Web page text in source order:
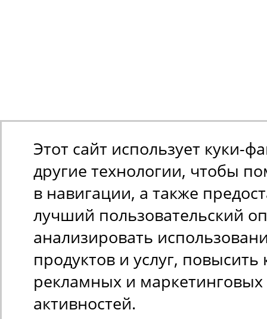
Этот сайт использует куки-
другие технологии, чтобы
в навигации, а также
лучший пользовательский
анализировать
продуктов и услуг, повысить
рекламных и маркетинговых
активностей.